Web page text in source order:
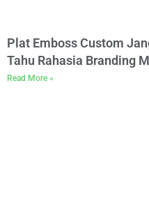
Plat Emboss Custom
Tahu Rahasia Branding
Read More »